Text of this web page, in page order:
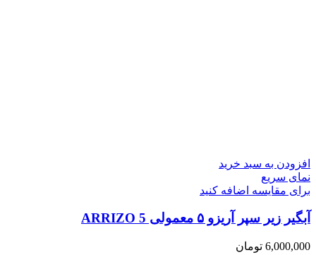
افزودن به سبد خرید
نمای سریع
برای مقایسه اضافه کنید
آبگیر زیر سپر آریزو ۵ معمولی ARRIZO 5
6,000,000 تومان